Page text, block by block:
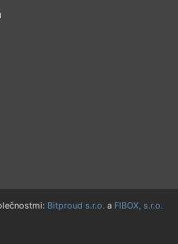
Bitproud s.r.o. a FIBOX, s.r.o.